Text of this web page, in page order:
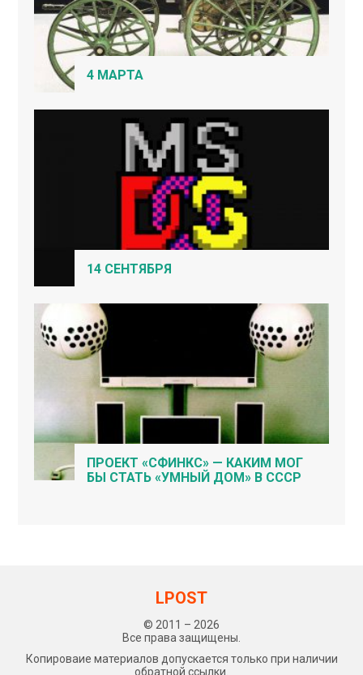
4 МАРТА
14 СЕНТЯБРЯ
ПРОЕКТ «СФИНКС» — КАКИМ МОГ
БЫ СТАТЬ «УМНЫЙ ДОМ» В СССР
LPOST
© 2011 – 2026
Все права защищены.
Копироваие материалов допускается только при наличии
обратной ссылки.